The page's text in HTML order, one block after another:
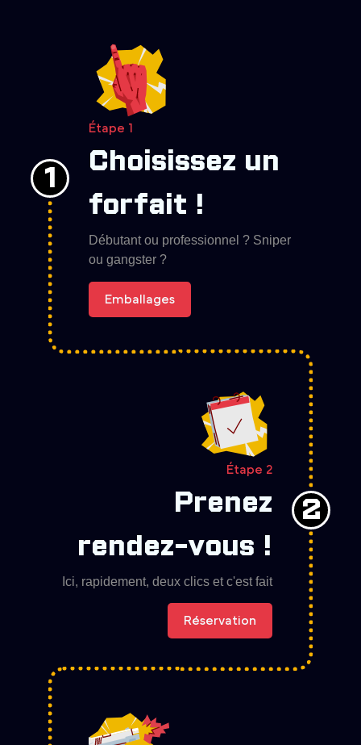
1
Étape 1
Choisissez un
forfait !
Débutant ou professionnel ? Sniper
ou gangster ?
Emballages
2
Étape 2
Prenez
rendez-vous !
Ici, rapidement, deux clics et c'est fait
Réservation